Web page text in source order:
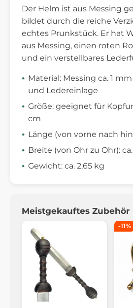
Der Helm ist aus Messing
bildet durch die reiche
echtes Prunkstück. Er hat
aus Messing, einen roten
und ein verstellbares
Material: Messing ca. 1
und Ledereinlage
Größe: geeignet für
cm
Länge (von vorne nach
Breite (von Ohr zu Ohr):
Gewicht: ca. 2,65 kg
Meistgekauftes Zubehör
-11%